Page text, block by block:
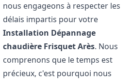
nous engageons à respecter les
délais impartis pour votre
Installation Dépannage
chaudière FrisquetArès. Nous
comprenons que le temps est
précieux, c'est pourquoi nous